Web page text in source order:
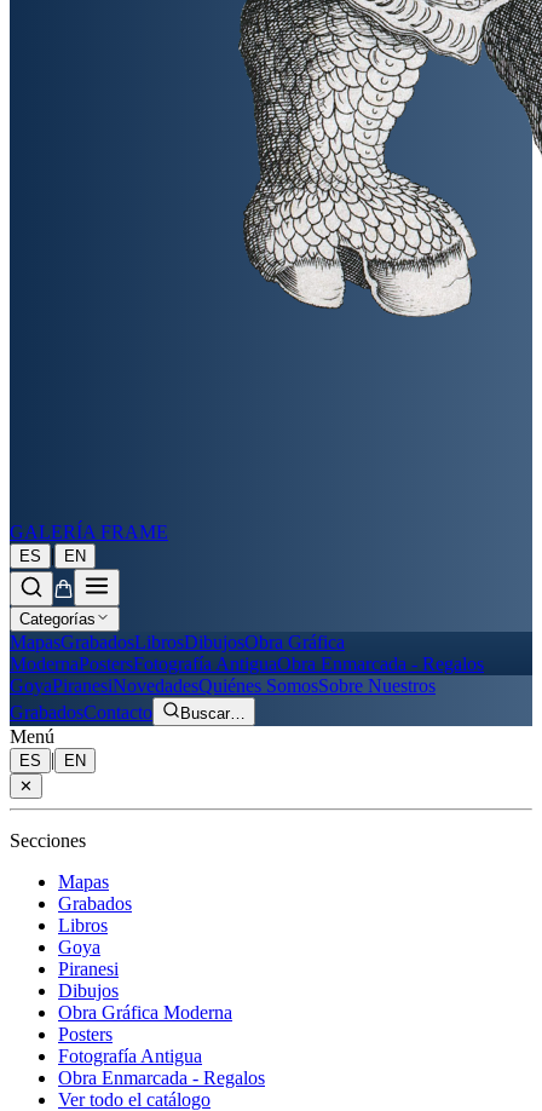
GALERÍA FRAME
ES | EN
Categorías
MapasGrabadosLibrosDibujosObra Gráfica
ModernaPostersFotografía AntiguaObra Enmarcada - Regalos
GoyaPiranesiNovedadesQuiénes SomosSobre Nuestros
GrabadosContacto Buscar…
Menú
ES |
EN
✕
Secciones
Mapas
Grabados
Libros
Goya
Piranesi
Dibujos
Obra Gráfica Moderna
Posters
Fotografía Antigua
Obra Enmarcada - Regalos
Ver todo el catálogo